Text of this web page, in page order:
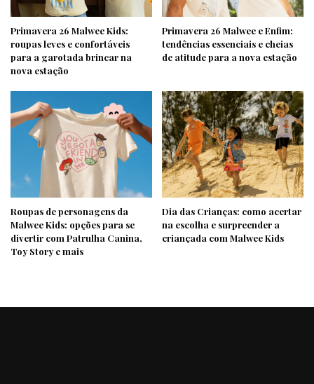
Primavera 26 Malwee Kids:
roupas leves e confortáveis
para a garotada brincar na
nova estação
Primavera 26 Malwee e Enfim:
tendências essenciais e cheias
de atitude para a nova estação
Roupas de personagens da
Malwee Kids: opções para se
divertir com Patrulha Canina,
Toy Story e mais
Dia das Crianças: como acertar
na escolha e surpreender a
criançada com Malwee Kids